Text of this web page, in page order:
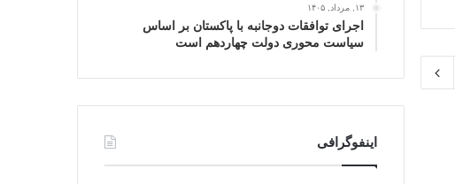
۱۳, مرداد, ۱۴۰۵
اجرای توافقات دوجانبه با پاکستان بر اساس
سیاست محوری دولت چهاردهم است
اینفوگرافی